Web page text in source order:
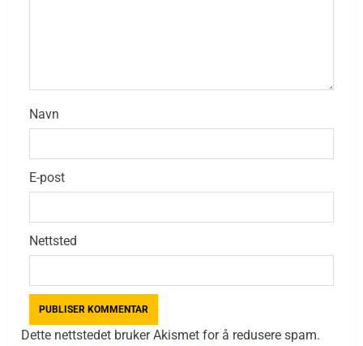
Navn
E-post
Nettsted
Dette nettstedet bruker Akismet for å redusere spam.